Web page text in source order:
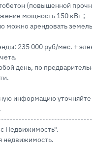
(повышенной
мощность 150 кВт ;
можно арендовать
235 000 руб/мес. +
день, по
информацию уточняйте
Недвижимость".
недвижимость.